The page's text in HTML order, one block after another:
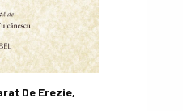
De Erezie,